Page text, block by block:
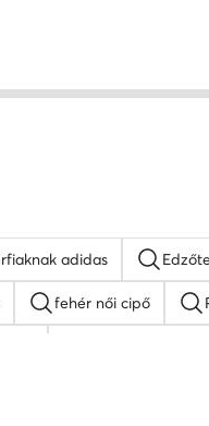
adidas
fehér női cipő